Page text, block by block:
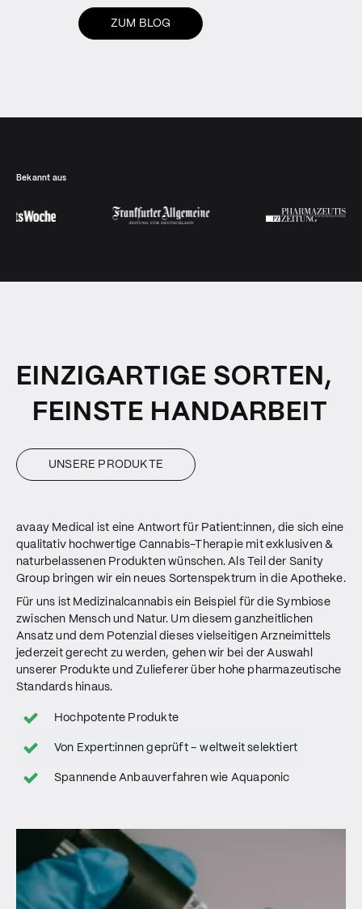
ZUM BLOG
Bekannt aus
EINZIGARTIGE SORTEN,
FEINSTE HANDARBEIT
UNSERE PRODUKTE
avaay Medical ist eine Antwort für Patient:innen, die sich eine
qualitativ hochwertige Cannabis-Therapie mit exklusiven &
naturbelassenen Produkten wünschen. Als Teil der Sanity
Group bringen wir ein neues Sortenspektrum in die Apotheke.
Für uns ist Medizinalcannabis ein Beispiel für die Symbiose
zwischen Mensch und Natur. Um diesem ganzheitlichen
Ansatz und dem Potenzial dieses vielseitigen Arzneimittels
jederzeit gerecht zu werden, gehen wir bei der Auswahl
unserer Produkte und Zulieferer über hohe pharmazeutische
Standards hinaus.
Hochpotente Produkte
Von Expert:innen geprüft – weltweit selektiert
Spannende Anbauverfahren wie Aquaponic